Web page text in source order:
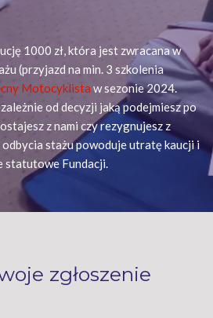
1000 zł, która jest zwracana w
(przyjazd na min. 3 szkolenia
Motocyklista w sezonie 2024.
od decyzji jaką podejmiesz po
z nami czy rezygnujesz z
stażu powoduje utratę kaucji i
statutowe Fundacji.
zgłoszenie